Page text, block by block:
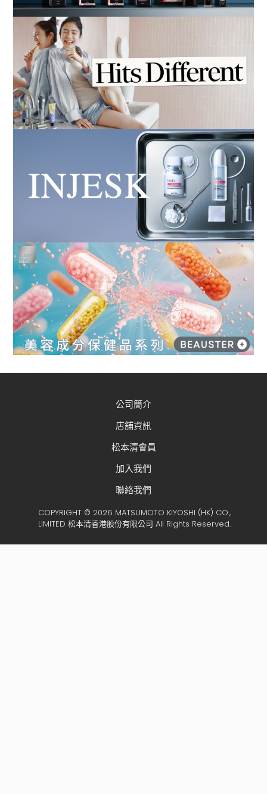
公司簡介
店舖資訊
松本清會員
加入我們
聯絡我們
COPYRIGHT © 2026 MATSUMOTO KIYOSHI (HK) CO.,
LIMITED 松本清香港股份有限公司 All Rights Reserved.